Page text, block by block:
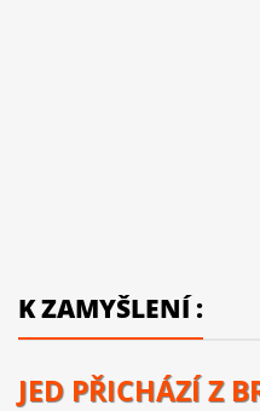
K ZAMYŠLENÍ :
JED PŘICHÁZÍ Z